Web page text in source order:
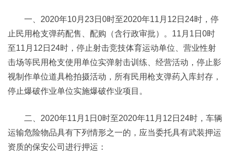
一、2020年10月23日0时至2020年11月12日24时，停
止民用枪支弹药配售、配购（含行政审批）。11月1日0时
至11月12日24时，停止射击竞技体育运动单位、营业性射
击场等民用枪支使用单位实弹射击训练、经营活动，停止影
视制作单位道具枪拍摄活动，所有民用枪支弹药入库封存，
停止爆破作业单位实施爆破作业项目。
二、2020年11月1日0时至2020年11月12日24时，车辆
运输危险物品具有下列情形之一的，应当委托具有武装押运
资质的保安公司进行押运：